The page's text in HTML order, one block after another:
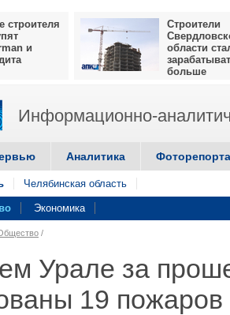
строителя
и
Строители
области
больше
Информационно-
Аналитика
Челябинская область
Экономика
/
Урале за
19 пожаров